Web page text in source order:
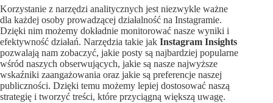
Korzystanie z narzędzi analitycznych jest niezwykle ważne
dla każdej osoby prowadzącej działalność na Instagramie.
Dzięki nim możemy dokładnie monitorować nasze wyniki i
efektywność działań. Narzędzia takie jak Instagram Insights
pozwalają nam zobaczyć, jakie posty są najbardziej popularne
wśród naszych obserwujących, jakie są nasze najwyższe
wskaźniki zaangażowania oraz jakie są preferencje naszej
publiczności. Dzięki temu możemy lepiej dostosować naszą
strategię i tworzyć treści, które przyciągną większą uwagę.